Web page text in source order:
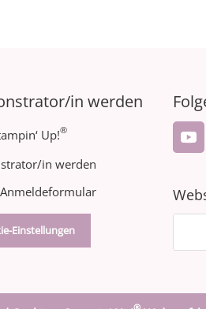
in werden
Up!®
in werden
Einstellungen